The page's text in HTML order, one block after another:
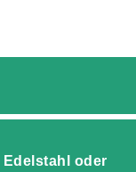
Edelstahl oder